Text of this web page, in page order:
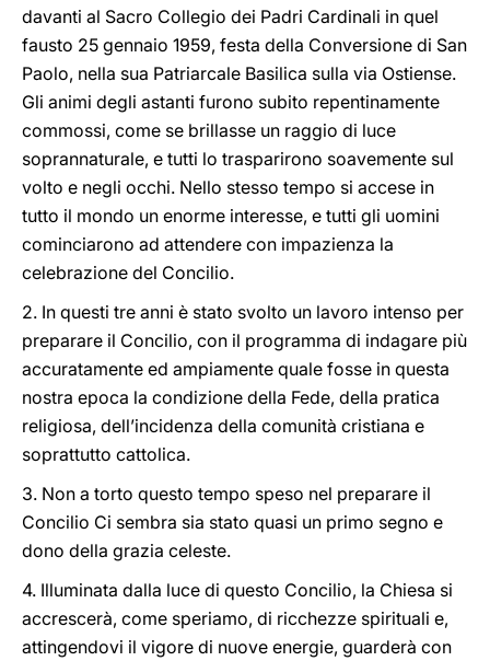
davanti al Sacro Collegio dei Padri Cardinali in quel
fausto 25 gennaio 1959, festa della Conversione di San
Paolo, nella sua Patriarcale Basilica sulla via Ostiense.
Gli animi degli astanti furono subito repentinamente
commossi, come se brillasse un raggio di luce
soprannaturale, e tutti lo trasparirono soavemente sul
volto e negli occhi. Nello stesso tempo si accese in
tutto il mondo un enorme interesse, e tutti gli uomini
cominciarono ad attendere con impazienza la
celebrazione del Concilio.
2. In questi tre anni è stato svolto un lavoro intenso per
preparare il Concilio, con il programma di indagare più
accuratamente ed ampiamente quale fosse in questa
nostra epoca la condizione della Fede, della pratica
religiosa, dell’incidenza della comunità cristiana e
soprattutto cattolica.
3. Non a torto questo tempo speso nel preparare il
Concilio Ci sembra sia stato quasi un primo segno e
dono della grazia celeste.
4. Illuminata dalla luce di questo Concilio, la Chiesa si
accrescerà, come speriamo, di ricchezze spirituali e,
attingendovi il vigore di nuove energie, guarderà con